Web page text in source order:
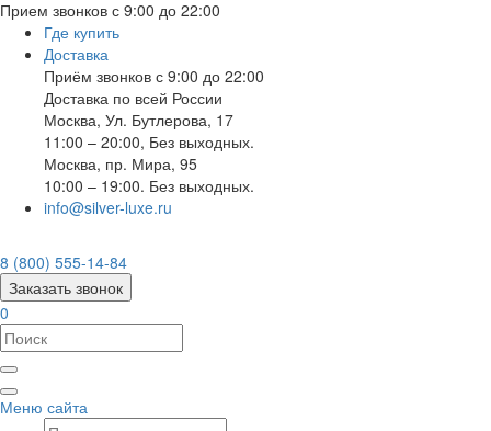
Прием звонков с 9:00 до 22:00
Где купить
Доставка
Приём звонков с 9:00 до 22:00
Доставка по всей России
Москва, Ул. Бутлерова, 17
11:00 – 20:00, Без выходных.
Москва, пр. Мира, 95
10:00 – 19:00. Без выходных.
info@silver-luxe.ru
8 (800) 555-14-84
Заказать звонок
0
Меню сайта